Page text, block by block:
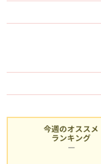
今週のオススメ
ランキング